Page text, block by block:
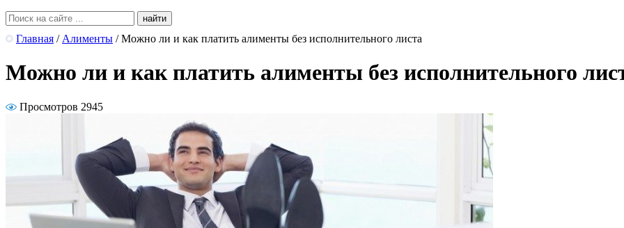
Главная / Алименты / Можно ли и как платить алименты без исполнительного листа
Можно ли и как платить алименты без исполнительного
Просмотров 2945